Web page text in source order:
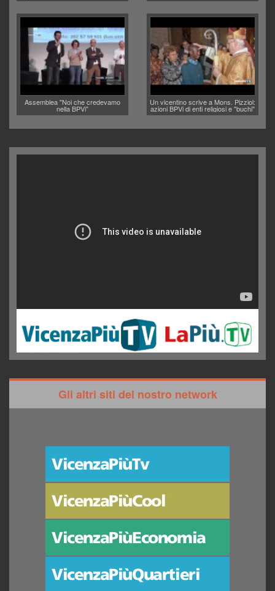
Assemblea "Noi che credevamo
nella BPVi"
Un vicentino scrive a Mons. Pizziol:
azioni BPVi di enti religiosi e "buchi"
don Paolo Zanutel
Gli altri siti del nostro network